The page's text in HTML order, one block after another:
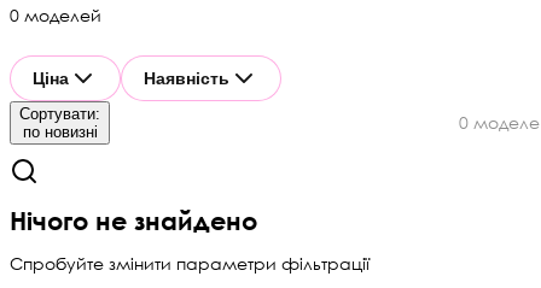
0 моделей
Ціна Наявність
Сортувати:
по новизні
0
Нічого не знайдено
Спробуйте змінити параметри фільтрації